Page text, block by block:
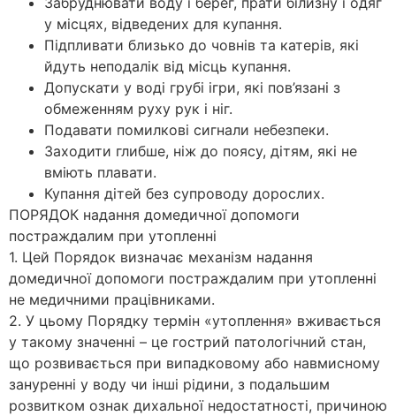
у місцях, відведених для купання.
Підпливати близько до човнів та катерів, які
йдуть неподалік від місць купання.
Допускати у воді грубі ігри, які пов’язані з
обмеженням руху рук і ніг.
Подавати помилкові сигнали небезпеки.
Заходити глибше, ніж до поясу, дітям, які не
вміють плавати.
Купання дітей без супроводу дорослих.
ПОРЯДОК надання домедичної допомоги
постраждалим при утопленні
1. Цей Порядок визначає механізм надання
домедичної допомоги постраждалим при утопленні
не медичними працівниками.
2. У цьому Порядку термін «утоплення» вживається
у такому значенні – це гострий патологічний стан,
що розвивається при випадковому або навмисному
зануренні у воду чи інші рідини, з подальшим
розвитком ознак дихальної недостатності, причиною